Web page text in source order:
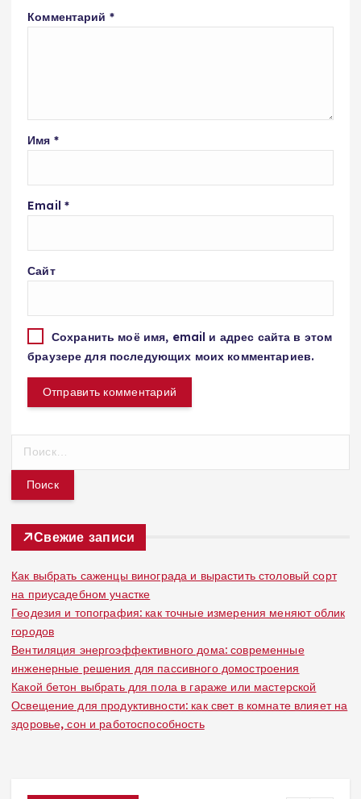
Комментарий *
Имя *
Email *
Сайт
Сохранить моё имя, email и адрес сайта в этом
браузере для последующих моих комментариев.
т
Свежие записи
Как выбрать саженцы винограда и вырастить столовый сорт
на приусадебном участке
Геодезия и топография: как точные измерения меняют облик
городов
Вентиляция энергоэффективного дома: современные
инженерные решения для пассивного домостроения
Какой бетон выбрать для пола в гараже или мастерской
Освещение для продуктивности: как свет в комнате влияет на
здоровье, сон и работоспособность